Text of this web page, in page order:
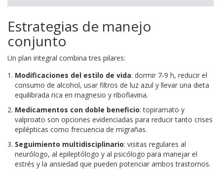
Estrategias de manejo
conjunto
Un plan integral combina tres pilares:
Modificaciones del estilo de vida: dormir 7‑9 h, reducir el
consumo de alcohol, usar filtros de luz azul y llevar una dieta
equilibrada rica en magnesio y riboflavina.
Medicamentos con doble beneficio: topiramato y
valproato son opciones evidenciadas para reducir tanto crises
epilépticas como frecuencia de migrañas.
Seguimiento multidisciplinario: visitas regulares al
neurólogo, al epileptólogo y al psicólogo para manejar el
estrés y la ansiedad que pueden potenciar ambos trastornos.